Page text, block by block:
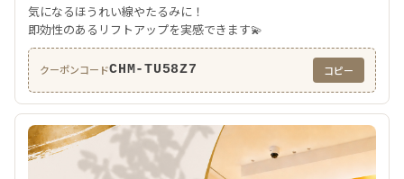
気になるほうれい線やたるみに！
即効性のあるリフトアップを実感できます💫
クーポンコードCHM-TU58Z7 コピー